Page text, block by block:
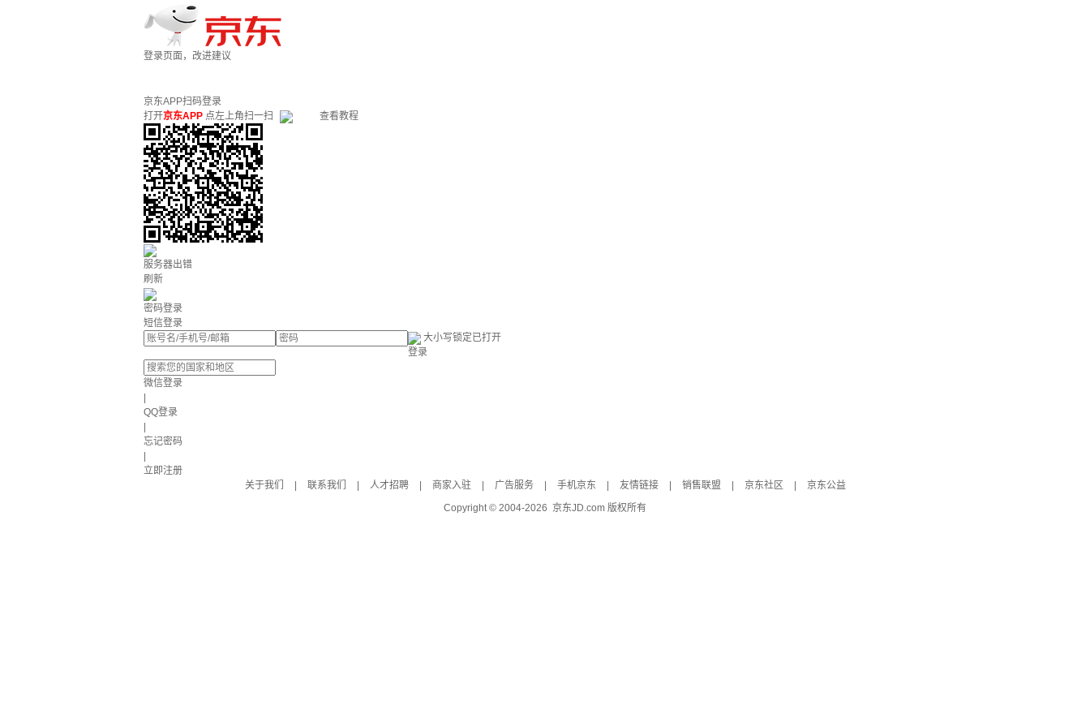
登录页面，改进建议
京东APP扫码登录
打开京东APP 点左上角扫一扫 查看教程
服务器出错
刷新
密码登录
短信登录
大小写锁定已打开
登录
微信登录
QQ登录
忘记密码
立即注册
关于我们
联系我们 人才招聘 商家入驻 广告服务 手机京东 友情链接 销售联盟 京东社区
京东公益
Copyright © 2004-2026 京东JD.com 版权所有